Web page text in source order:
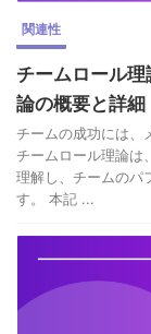
関連性
チームロール
論の概要と詳細
チームの成功には、
チームロール理論は
理解し、チームのパ
す。 本記 ...